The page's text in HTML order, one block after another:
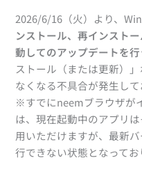
2026/6/16（火）より、
ンストール、再インスト
動してのアップデートを
ストール（または更新）
なくなる不具合が発生して
※すでにneemブラウザが
は、現在起動中のアプリ
用いただけますが、最新
行できない状態となってお